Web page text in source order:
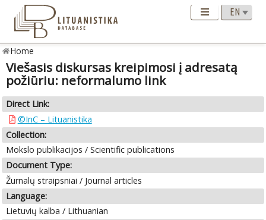
Home
Viešasis diskursas kreipimosi į adresatą
požiūriu: neformalumo link
Direct Link:
©InC – Lituanistika
Collection:
Mokslo publikacijos / Scientific publications
Document Type:
Žurnalų straipsniai / Journal articles
Language:
Lietuvių kalba / Lithuanian